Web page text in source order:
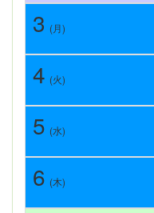
3 (月)
4 (火)
5 (水)
6 (木)